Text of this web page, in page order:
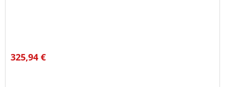
325,94 €